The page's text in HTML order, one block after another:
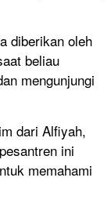
diberikan oleh
beliau
mengunjungi
dari Alfiyah,
ini
memahami